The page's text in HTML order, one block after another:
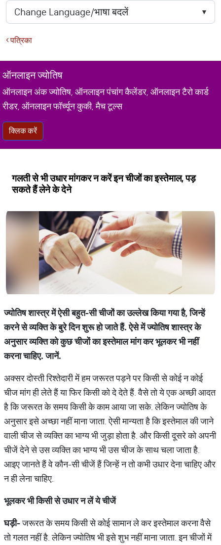
पत्रिका
ऑनलाइन ज्योतिष
ऑनलाइन अंक ज्योतिष, ऑनलाइन पंचांग कैलेंडर, ऑनलाइन टैरो कार्ड
रीडर, ऑनलाइन फॉर्च्यून कुकी, मैच टूल्स
क्लिक करें
गलती से भी उधार मांगकर न करें इन चीजों का इस्तेमाल, पड़
सकते हैं लेने के देने
ज्योतिष शास्त्र में ऐसी बहुत-सी चीजों का उल्लेख किया गया है,जिन्हें
करने से व्यक्ति के बुरे दिन शुरू हो जाते हैं. ऐसे में ज्योतिष शास्त्र के
अनुसार व्यक्ति को कुछ चीजों का इस्तेमाल मांग कर भूलकर भी नहीं
करना चाहिए. जानें.
अक्सर दोस्ती रिश्तेदारी में हम जरूरत पड़ने पर किसी से कोई न कोई
चीज मांग ही लेते हैं या फिर किसी को दे देते हैं. वैसे तो ये एक अच्छी आदत
है कि जरूरत के समय किसी के काम आया जा सके. लेकिन ज्योतिष के
अनुसार इसे अच्छा नहीं माना जाता. ऐसी मान्यता है कि इस्तेमाल की जाने
वाली चीज से व्यक्ति का भाग्य भी जुड़ा होता है. और किसी दूसरे को अपनी
चीजें देने से उस व्यक्ति का भाग्य भी उस चीज के साथ चला जाता है.
आइए जानते हैं वे कौन-सी चीजें हैं जिन्हें न तो कभी उधार देना चाहिए और
न ही लेना चाहिए.
भूलकर भी किसी से उधार न लें ये चीजें
घड़ी-जरूरत के समय किसी से कोई सामान ले कर इस्तेमाल करना वैसे
तो गलत नहीं है. लेकिन ज्योतिष भी इसे शुभ नहीं माना जाता. इन चीजों में